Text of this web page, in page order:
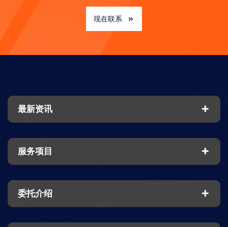
现在联系
最新资讯
服务项目
委托介绍